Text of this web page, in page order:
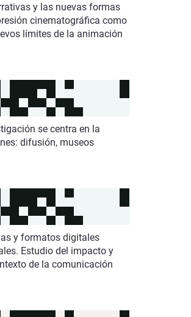
y las nuevas formas
cinematográfica como
límites de la animación
se centra en la
difusión, museos
y formatos digitales
Estudio del impacto y
de la comunicación